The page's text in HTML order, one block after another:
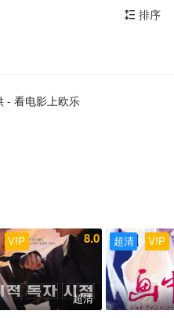
 排序
- 看电影上欧乐
VIP 8.0
超清
VIP
超清